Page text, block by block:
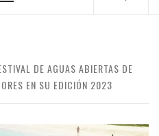
DE AGUAS ABIERTAS DE
EN SU EDICIÓN 2023